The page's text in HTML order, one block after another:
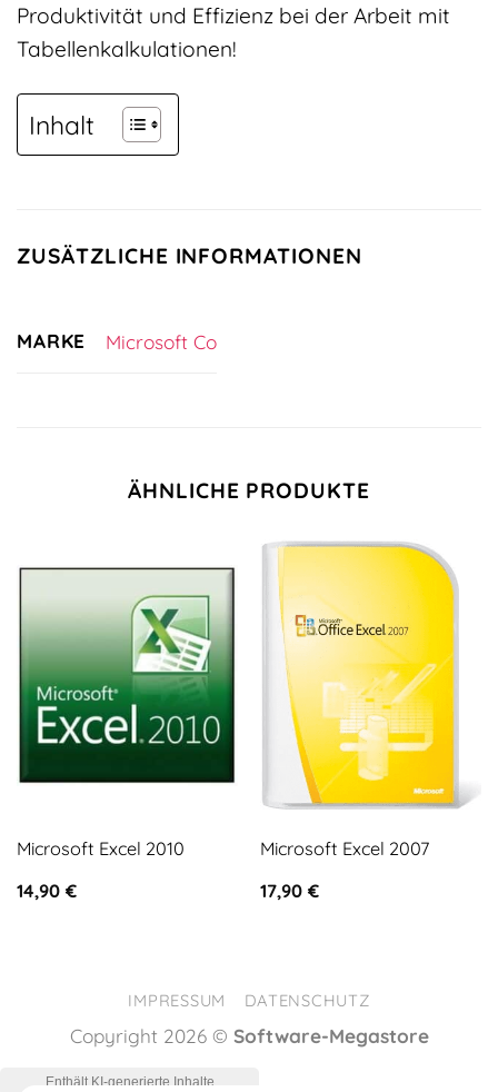
Produktivität und Effizienz bei der Arbeit mit
Tabellenkalkulationen!
Inhalt
ZUSÄTZLICHE INFORMATIONEN
MARKE Microsoft Co
ÄHNLICHE PRODUKTE
Microsoft Excel 2010
14,90 €
Microsoft Excel 2007
17,90 €
IMPRESSUM DATENSCHUTZ
Copyright 2026 © Software-Megastore